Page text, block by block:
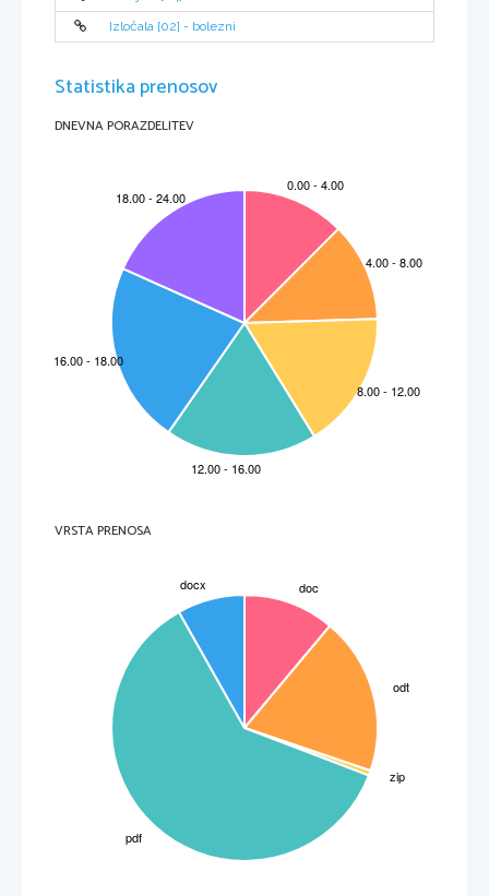
želi znebiti predvsem zaradi javnih nastopov in pogovorov z visokimi uradniki. Pri terapijah
združujeta vidni, slušni in kinestetični učni stil, saj se med govorom kralj giba, preklinja, pleše,
sposobnosti so zelo visoke, kar se kaže pri odgovorih na zastavljena vprašanja v filmu. Včasih
apraraturami za pomoč pri govoru, zato je deloval vzpodbujevalno.
Čustva v filmu
Afekti in razpoloženja
se pojavljajo sorazmerno pogosto. Kraljevo razpoloženje se menjava iz
dneva v dan, odvisno od njegove želje po zdravljenju, odnosov v družini (smrt očeta),...
njegova vzkipljivost se pojavlja predvsem v negativnih afektih, ki jih izkazuje ob vsaki
razburjenosti. Kadar je kralj besen, preklinja ali kriči nad nekom, mu gredo besede lažje z
jezika, torej so afekti včasih celo zaželjeni. Tega se zaveda tudi Lionel, ki včasih namerno
razburi Georgea.
Čustvena zrelost
je najbolje razvidna pri Lionelu, saj vsako svojo reakcijo prilagodi trenutnim
razmeram in izkazuje le čustva, ki so funkcionalna v tistem trenutku. George je tudi zelo zrel
človek, največkrat pa mu pri izkazovanju čustev nagaja nagla vzkipljivost, ki kratkoročno
deluje pozitivno, saj govori bolj tekoče, dolgoročno pa vpliva na odnose z Lionelom. Zaradi
njegovih afektov in strahu pred prestolom se z Lionelom večkrat razideta, vendar kralj brez
svojega terapevta preprosto ne more zdržati pritiska, ki ga predstavljajo javni nastopi.
Izločala [02] - bolezni
Statistika prenosov
DNEVNA PORAZDELITEV
VRSTA PRENOSA